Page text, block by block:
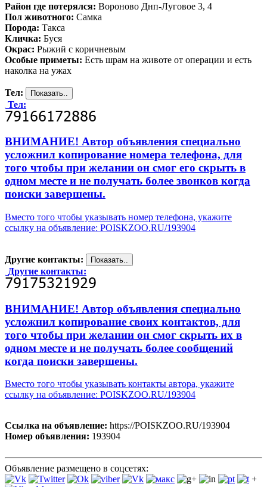
Район где потерялся: Вороново Днп-Луговое 3, 4
Пол животного: Самка
Порода: Такса
Кличка: Буся
Окрас: Рыжий с коричневым
Особые приметы: Есть шрам на животе от операции и есть
наколка на ужах
Тел:
Тел:
ВНИМАНИЕ! Автор объявления специально
усложнил копирование номера телефона, для
того чтобы при желании он смог его скрыть в
одном месте и не получать более звонков когда
поиски завершены.
Вместо того чтобы указывать номер телефона, укажите
ссылку на объявление: POISKZOO.RU/193904
Другие контакты:
Другие контакты:
ВНИМАНИЕ! Автор объявления специально
усложнил копирование своих контактов, для
того чтобы при желании он смог скрыть их в
одном месте и не получать более сообщений
когда поиски завершены.
Вместо того чтобы указывать контакты автора, укажите
ссылку на объявление: POISKZOO.RU/193904
Ссылка на объявление: https://POISKZOO.RU/193904
Номер объявления: 193904
Объявление размещено в соцсетях:
+